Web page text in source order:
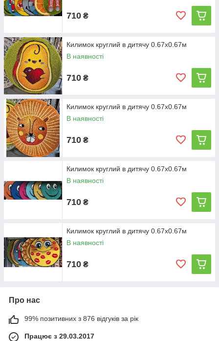
710 ₴
Килимок круглий в дитячу 0.67х0.67м
В наявності
710 ₴
Килимок круглий в дитячу 0.67х0.67м
В наявності
710 ₴
Килимок круглий в дитячу 0.67х0.67м
В наявності
710 ₴
Килимок круглий в дитячу 0.67х0.67м
В наявності
710 ₴
Про нас
99% позитивних з 876 відгуків за рік
Працює з 29.03.2017